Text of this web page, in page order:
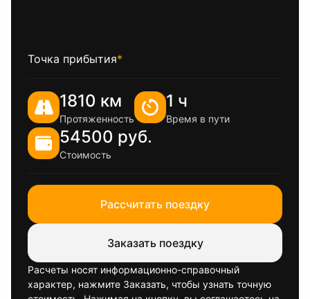
Точка прибытия*
1810 км
Протяженность
1 ч
Время в пути
54500 руб.
Стоимость
Рассчитать поездку
Заказать поездку
Расчеты носят информационно-справочный
характер, нажмите Заказать, чтобы узнать точную